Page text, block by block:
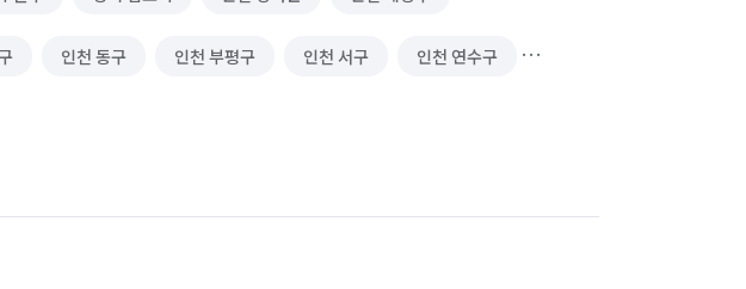
인천 동구 인천 부평구 인천 서구 인천 연수구